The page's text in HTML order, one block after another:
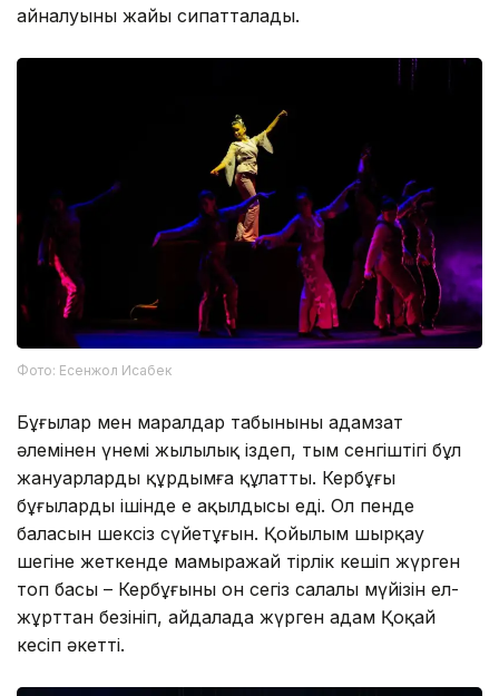
айналуының жайы сипатталады.
Фото: Есенжол Исабек
Бұғылар мен маралдар табынының адамзат
әлемінен үнемі жылылық іздеп, тым сенгіштігі бұл
жануарларды құрдымға құлатты. Кербұғы
бұғылардың ішінде ең ақылдысы еді. Ол пенде
баласын шексіз сүйетұғын. Қойылым шырқау
шегіне жеткенде мамыражай тірлік кешіп жүрген
топ басы – Кербұғының он сегіз салалы мүйізін ел-
жұрттан безініп, айдалада жүрген адам Қоңқай
кесіп әкетті.